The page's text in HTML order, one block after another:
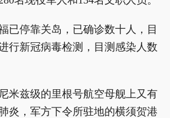
已停靠关岛，已确诊数十人，目
行新冠病毒检测，目测感染人数
米兹级的里根号航空母舰上又有
炎，军方下令所驻地的横须贺港